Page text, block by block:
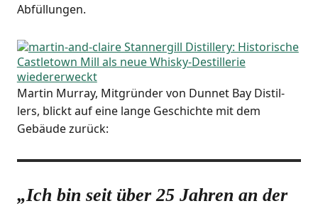
Abfüllungen.
Mar­tin Mur­ray, Mit­grün­der von Dun­net Bay Distil­
lers, blickt auf eine lan­ge Geschich­te mit dem
Gebäu­de zurück:
„Ich bin seit über 25 Jah­ren an der